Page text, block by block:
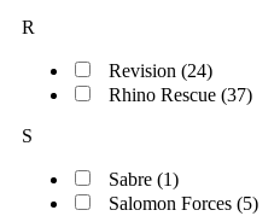
R
Revision (24)
Rhino Rescue (37)
S
Sabre (1)
Salomon Forces (5)